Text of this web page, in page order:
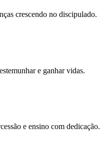
crescendo no discipulado.
e ganhar vidas.
e ensino com dedicação.